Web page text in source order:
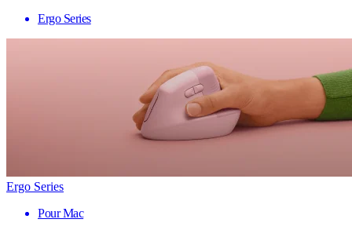
Ergo Series
Ergo Series
Pour Mac